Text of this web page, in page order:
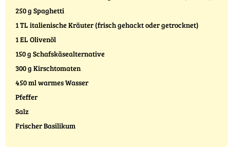
250 g Spaghetti
1 TL italienische Kräuter (frisch gehackt oder getrocknet)
1 EL Olivenöl
150 g Schafskäsealternative
300 g Kirschtomaten
450 ml warmes Wasser
Pfeffer
Salz
Frischer Basilikum